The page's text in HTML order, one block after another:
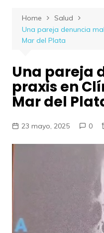
Home
Salud
Una pareja denuncia
Mar del Plata
Una pareja
praxis en
Mar del
23 mayo, 2025 0